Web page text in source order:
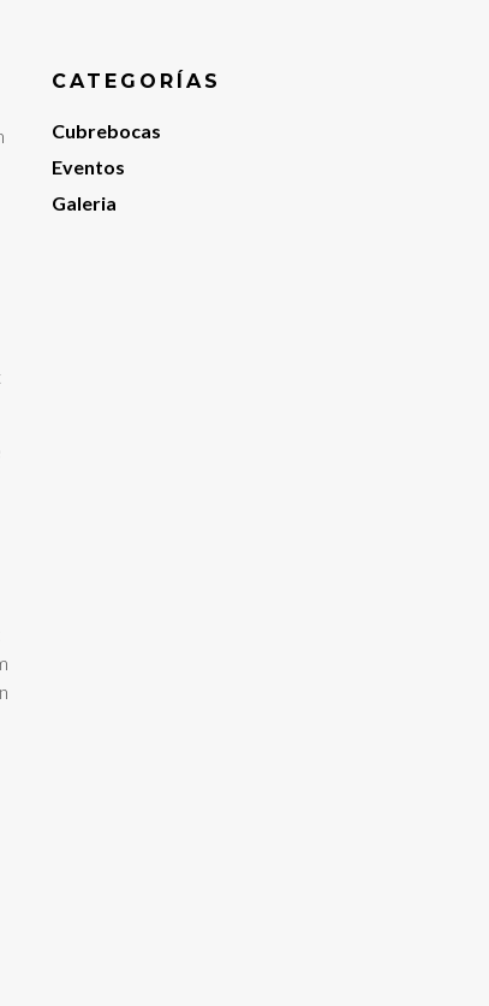
CATEGORÍAS
Cubrebocas
Eventos
Galeria